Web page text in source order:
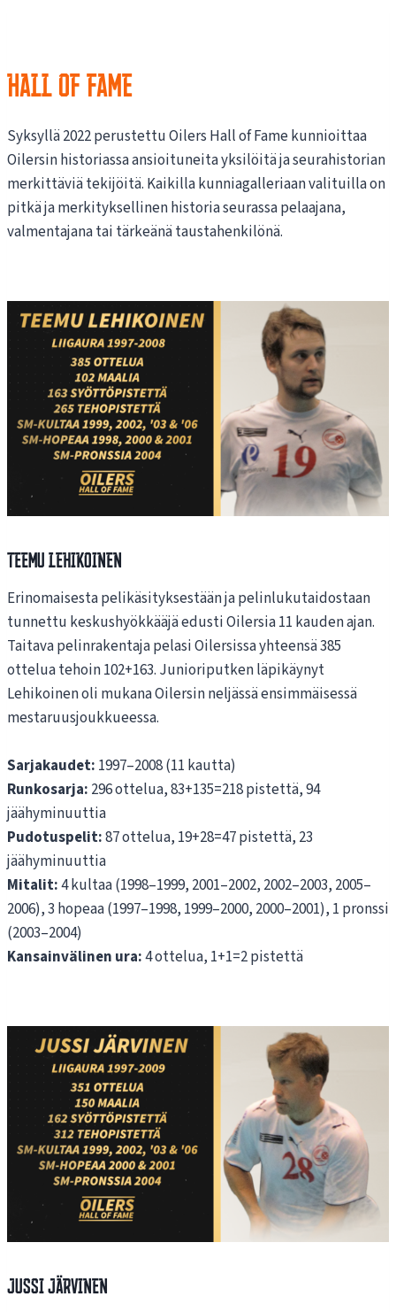
HALL OF FAME
Syksyllä 2022 perustettu Oilers Hall of Fame kunnioittaa
Oilersin historiassa ansioituneita yksilöitä ja seurahistorian
merkittäviä tekijöitä. Kaikilla kunniagalleriaan valituilla on
pitkä ja merkityksellinen historia seurassa pelaajana,
valmentajana tai tärkeänä taustahenkilönä.
Teemu Lehikoinen
Erinomaisesta pelikäsityksestään ja pelinlukutaidostaan
tunnettu keskushyökkääjä edusti Oilersia 11 kauden ajan.
Taitava pelinrakentaja pelasi Oilersissa yhteensä 385
ottelua tehoin 102+163. Junioriputken läpikäynyt
Lehikoinen oli mukana Oilersin neljässä ensimmäisessä
mestaruusjoukkueessa.
Sarjakaudet: 1997–2008 (11 kautta)
Runkosarja: 296 ottelua, 83+135=218 pistettä, 94
jäähyminuuttia
Pudotuspelit:87 ottelua, 19+28=47 pistettä, 23
jäähyminuuttia
Mitalit:4 kultaa (1998–1999, 2001–2002, 2002–2003, 2005–
2006), 3 hopeaa (1997–1998, 1999–2000, 2000–2001), 1 pronssi
(2003–2004)
Kansainvälinen ura:4 ottelua, 1+1=2 pistettä
Jussi Järvinen